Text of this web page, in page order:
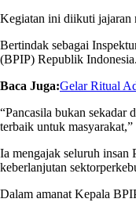
Kegiatan ini diikuti jajaran
Bertindak sebagai
(BPIP) Republik Indonesia.
Baca Juga:Gelar Ritual
“Pancasila bukan sekadar
terbaik untuk masyarakat,”
Ia mengajak seluruh insan
keberlanjutan sektor
Dalam amanat Kepala